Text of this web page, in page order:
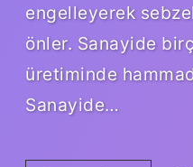
engelleyerek
önler. Sanayide
üretiminde
Sanayide…